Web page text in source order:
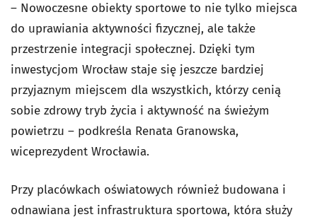
– Nowoczesne obiekty sportowe to nie tylko miejsca
do uprawiania aktywności fizycznej, ale także
przestrzenie integracji społecznej. Dzięki tym
inwestycjom Wrocław staje się jeszcze bardziej
przyjaznym miejscem dla wszystkich, którzy cenią
sobie zdrowy tryb życia i aktywność na świeżym
powietrzu – podkreśla Renata Granowska,
wiceprezydent Wrocławia.
Przy placówkach oświatowych również budowana i
odnawiana jest infrastruktura sportowa, która służy